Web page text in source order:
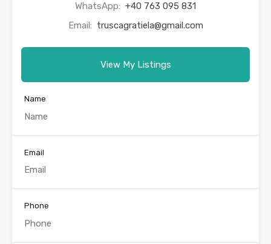
WhatsApp: +40 763 095 831
Email: truscagratiela@gmail.com
View My Listings
Name
Email
Phone